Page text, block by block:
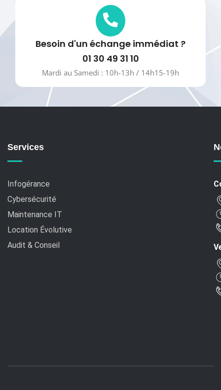
Besoin d'un échange immédiat ?
01 30 49 31 10
Mardi au Samedi : 10h-13h / 14h15-19h
Services
Infogérance
Cybersécurité
Maintenance IT
Location Évolutive
Audit & Conseil